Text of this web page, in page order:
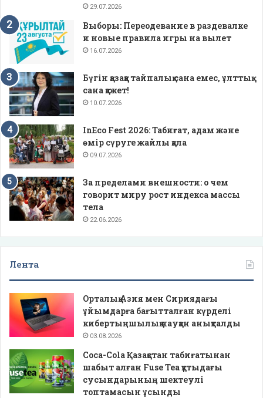
29.07.2026
Выборы: Переодевание в раздевалке
и новые правила игры на вылет
16.07.2026
Бүгін қазаққа тайпалық сана емес, ұлттық
сана қажет!
10.07.2026
InEco Fest 2026: Табиғат, адам және
өмір сүруге жайлы қала
09.07.2026
За пределами внешности: о чем
говорит миру рост индекса массы
тела
22.06.2026
Лента
Орталық Азия мен Сириядағы
ұйымдарға бағытталған күрделі
кибертыңшылық науқан анықталды
03.08.2026
Coca-Cola Қазақстан табиғатынан
шабыт алған Fuse Tea құтыдағы
сусындарының шектеулі
топтамасын ұсынды